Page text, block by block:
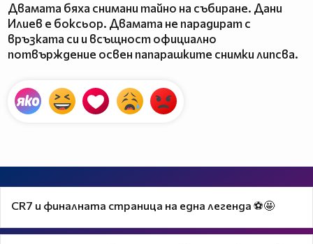
Двамата бяха снимани тайно на събиране. Дани
Илиев е боксьор. Двамата не парадират с
връзката си и всъщност официално
потвърждение освен папарашките снимки липсва.
CR7 и финалната страница на една легенда ⚽🤩